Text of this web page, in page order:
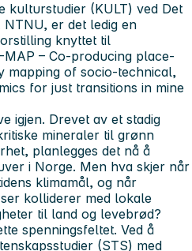
kulturstudier (KULT) ved Det
er det ledig en
knyttet til
– Co-producing place-
mapping of socio-technical,
for just transitions in mine
igjen. Drevet av et stadig
mineraler til grønn
planlegges det nå å
i Norge. Men hva skjer når
klimamål, og når
kolliderer med lokale
til land og levebrød?
spenningsfeltet. Ved å
(STS) med